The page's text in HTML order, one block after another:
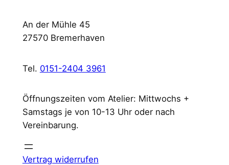
An der Mühle 45
27570 Bremerhaven
Tel. 0151-2404 3961
Öffnungszeiten vom Atelier: Mittwochs +
Samstags je von 10-13 Uhr oder nach
Vereinbarung.
Vertrag widerrufen